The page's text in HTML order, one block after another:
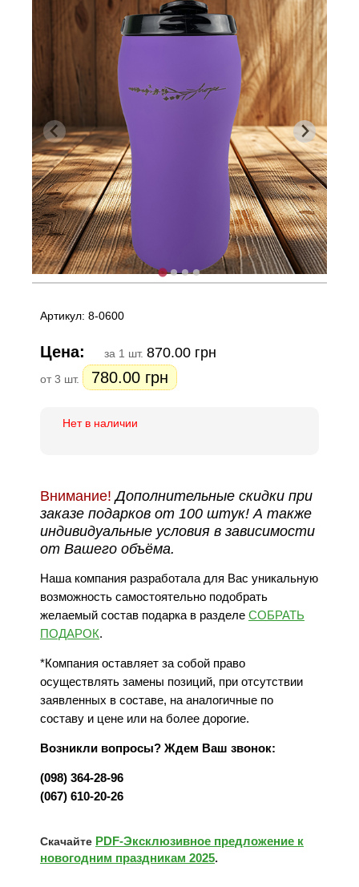
Артикул: 8-0600
Цена: за 1 шт. 870.00 грн
от 3 шт. 780.00 грн
Нет в наличии
Внимание! Дополнительные скидки при
заказе подарков от 100 штук! А также
индивидуальные условия в зависимости
от Вашего объёма.
Наша компания разработала для Вас уникальную
возможность самостоятельно подобрать
желаемый состав подарка в разделе СОБРАТЬ
ПОДАРОК.
*Компания оставляет за собой право
осуществлять замены позиций, при отсутствии
заявленных в составе, на аналогичные по
составу и цене или на более дорогие.
Возникли вопросы? Ждем Ваш звонок:
(098) 364-28-96
(067) 610-20-26
Скачайте PDF-Эксклюзивное предложение к
новогодним праздникам 2025.